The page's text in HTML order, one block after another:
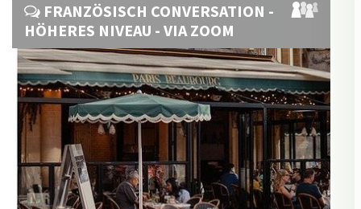
FRANZÖSISCH CONVERSATION -
HÖHERES NIVEAU - VIA ZOOM